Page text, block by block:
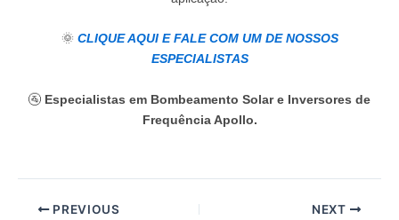
🌞 CLIQUE AQUI E FALE COM UM DE NOSSOS
ESPECIALISTAS
🚰 Especialistas em Bombeamento Solar e Inversores de
Frequência Apollo.
PREVIOUS NEXT